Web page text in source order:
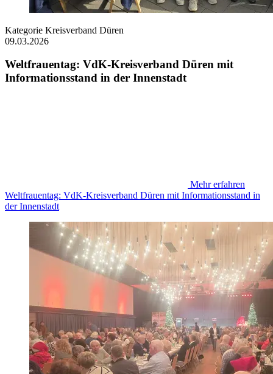
Kategorie Kreisverband Düren
09.03.2026
Weltfrauentag: VdK-Kreisverband Düren mit
Informationsstand in der Innenstadt
Mehr erfahren
Weltfrauentag: VdK-Kreisverband Düren mit Informationsstand in
der Innenstadt